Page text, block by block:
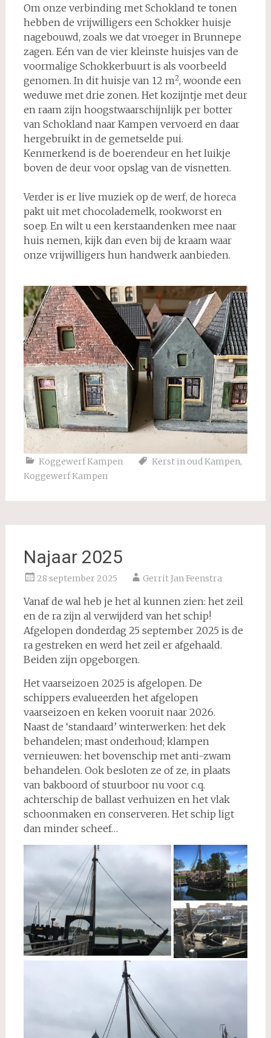
Om onze verbinding met Schokland te tonen
hebben de vrijwilligers een Schokker huisje
nagebouwd, zoals we dat vroeger in Brunnepe
zagen. Eén van de vier kleinste huisjes van de
voormalige Schokkerbuurt is als voorbeeld
genomen. In dit huisje van 12 m2, woonde een
weduwe met drie zonen. Het kozijntje met deur
en raam zijn hoogstwaarschijnlijk per botter
van Schokland naar Kampen vervoerd en daar
hergebruikt in de gemetselde pui.
Kenmerkend is de boerendeur en het luikje
boven de deur voor opslag van de visnetten.
Verder is er live muziek op de werf, de horeca
pakt uit met chocolademelk, rookworst en
soep. En wilt u een kerstaandenken mee naar
huis nemen, kijk dan even bij de kraam waar
onze vrijwilligers hun handwerk aanbieden.
Koggewerf Kampen Kerst in oud Kampen,
Koggewerf Kampen
Najaar 2025
28 september 2025 Gerrit Jan Feenstra
Vanaf de wal heb je het al kunnen zien: het zeil
en de ra zijn al verwijderd van het schip!
Afgelopen donderdag 25 september 2025 is de
ra gestreken en werd het zeil er afgehaald.
Beiden zijn opgeborgen.
Het vaarseizoen 2025 is afgelopen. De
schippers evalueerden het afgelopen
vaarseizoen en keken vooruit naar 2026.
Naast de ‘standaard’ winterwerken: het dek
behandelen; mast onderhoud; klampen
vernieuwen: het bovenschip met anti-zwam
behandelen. Ook besloten ze of ze, in plaats
van bakboord of stuurboor nu voor c.q.
achterschip de ballast verhuizen en het vlak
schoonmaken en conserveren. Het schip ligt
dan minder scheef…